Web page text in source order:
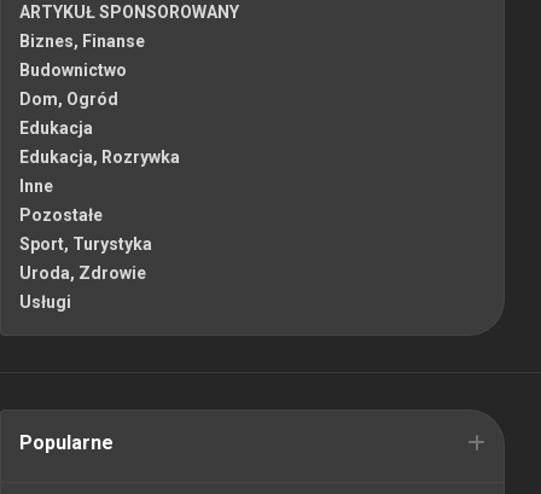
ARTYKUŁ SPONSOROWANY
Biznes, Finanse
Budownictwo
Dom, Ogród
Edukacja
Edukacja, Rozrywka
Inne
Pozostałe
Sport, Turystyka
Uroda, Zdrowie
Usługi
Popularne